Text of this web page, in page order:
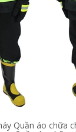
Quần áo chữa